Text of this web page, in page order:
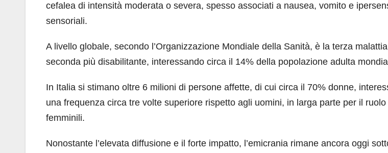
cefalea di intensità moderata o severa, spesso associati a nausea, vomito e
sensoriali.
A livello globale, secondo l’Organizzazione Mondiale della Sanità, è la terza
seconda più disabilitante, interessando circa il 14% della popolazione adulta
In Italia si stimano oltre 6 milioni di persone affette, di cui circa il 70% donne,
una frequenza circa tre volte superiore rispetto agli uomini, in larga parte per il
femminili.
Nonostante l’elevata diffusione e il forte impatto, l’emicrania rimane ancora oggi